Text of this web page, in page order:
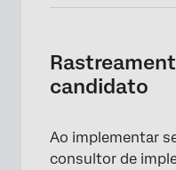
candidato
Ao implementar
consultor de